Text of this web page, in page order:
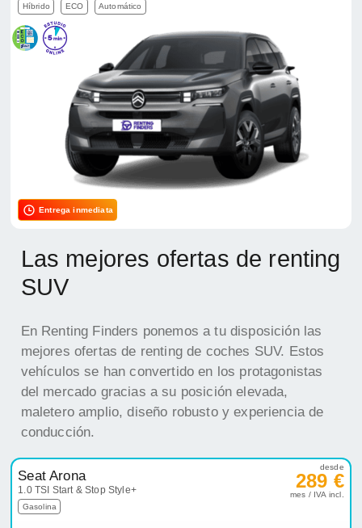
Híbrido ECO Automático
Entrega inmediata
Las mejores ofertas de renting
SUV
En Renting Finders ponemos a tu disposición las
mejores ofertas de renting de coches SUV. Estos
vehículos se han convertido en los protagonistas
del mercado gracias a su posición elevada,
maletero amplio, diseño robusto y experiencia de
conducción.
Seat Arona
1.0 TSI Start & Stop Style+
Gasolina
desde
289 €
mes / IVA incl.